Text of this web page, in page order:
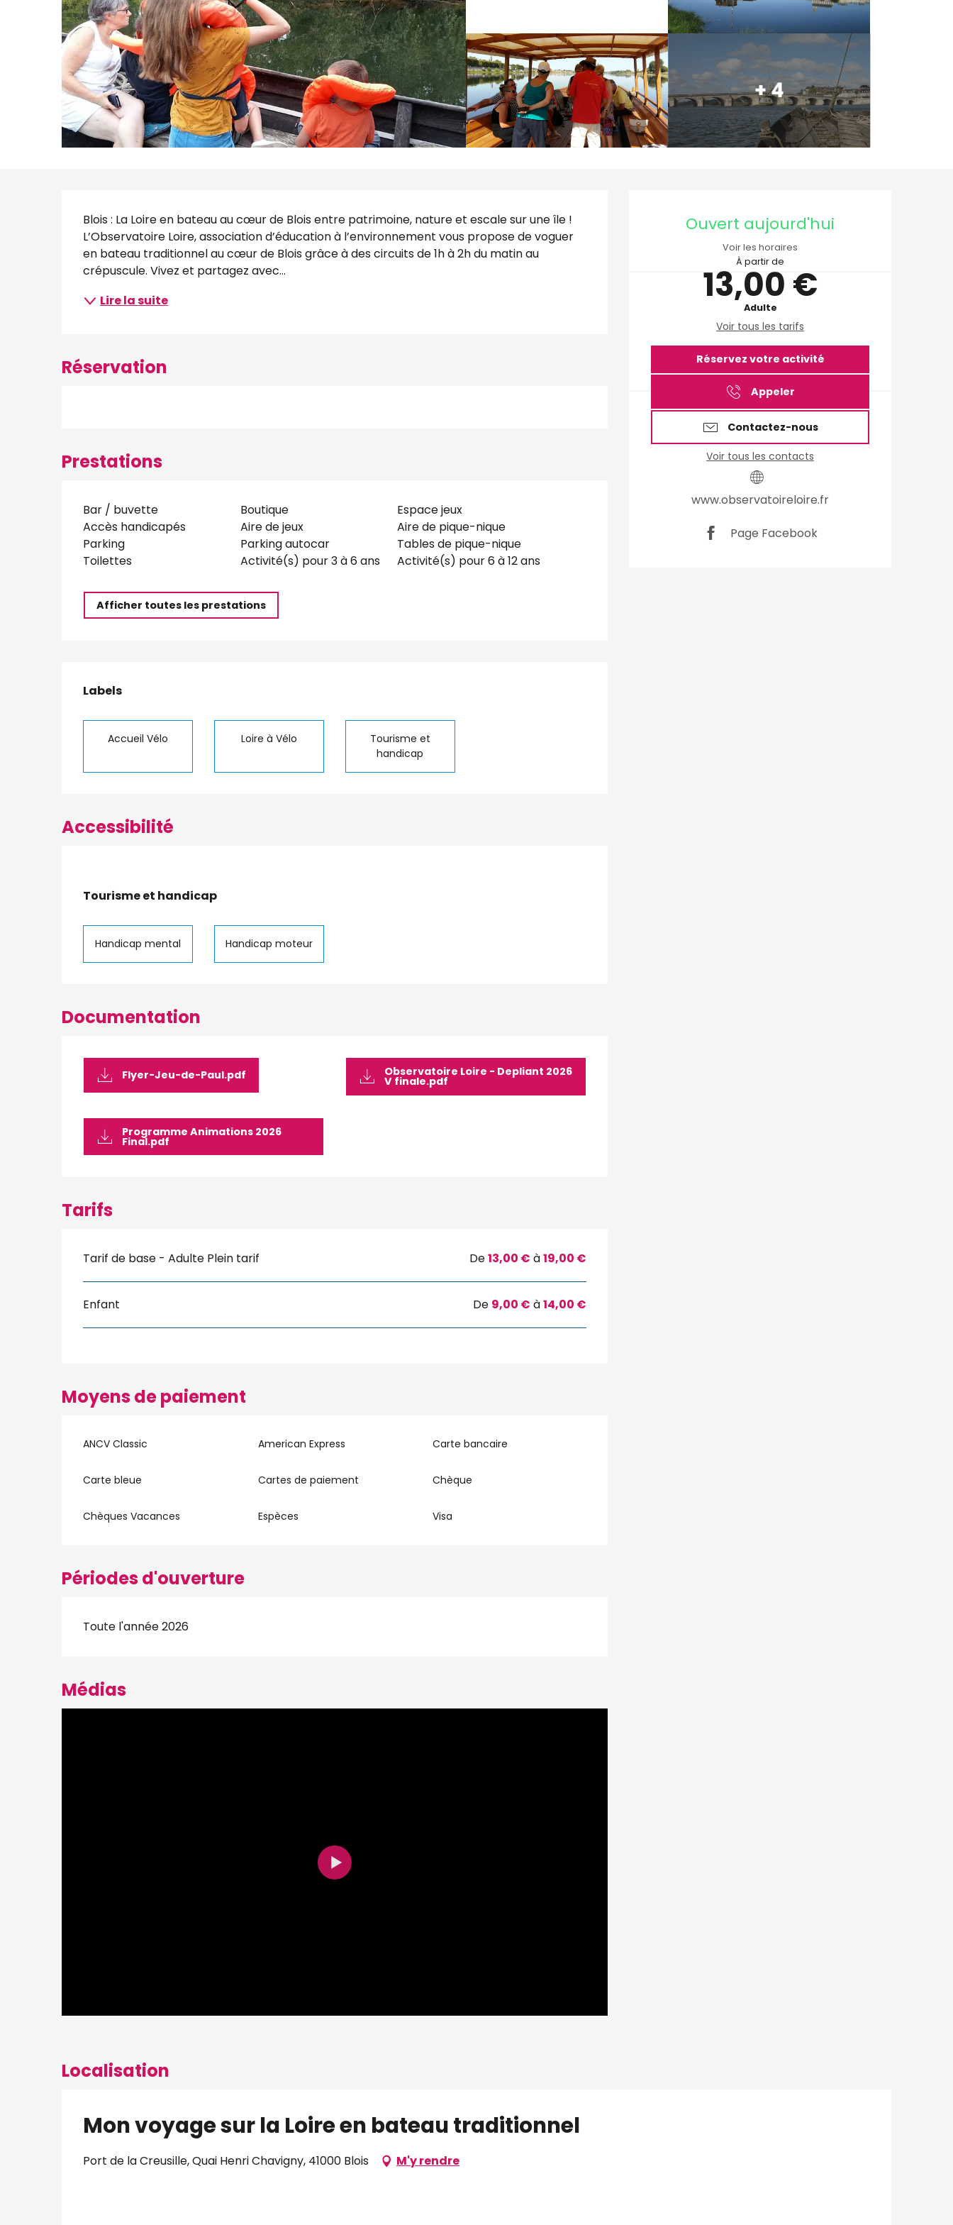
+ 4
Ouverture et
Ouvert aujourd'hui
Voir les horaires
À partir de
13,00 €
Adulte
Voir tous les tarifs
Réservez votre activité
Appeler
Contactez-nous
Voir tous les contacts
www.observatoireloire.fr
Page Facebook
Description
Blois : La Loire en bateau au cœur de Blois entre patrimoine, nature et escale sur une île !
L’Observatoire Loire, association d’éducation à l’environnement vous propose de voguer
en bateau traditionnel au cœur de Blois grâce à des circuits de 1h à 2h du matin au
crépuscule. Vivez et partagez avec...
Lire la suite
Réservation
Prestations
Bar / buvette Boutique
Espace jeux
Accès handicapés
Aire de jeux
Aire de pique-nique
Parking
Parking autocar
Tables de pique-nique
Toilettes
Activité(s) pour 3 à 6 ans Activité(s) pour 6 à 12 ans
Afficher toutes les prestations
Offres de prestations
Labels
Labels
Accueil Vélo Loire à Vélo
Tourisme et
handicap
Accessibilité
Tourisme et handicap
Tourisme et handicap
Handicap mental Handicap moteur
Documentation
Flyer-Jeu-de-Paul.pdf Observatoire Loire - Depliant 2026
V finale.pdf
Programme Animations 2026
Final.pdf
Tarifs
Tarif de base - Adulte Plein tarif De13,00 € à19,00 €
Enfant De 9,00 € à14,00 €
Moyens de paiement
ANCV Classic American Express Carte bancaire
Carte bleue Cartes de paiement Chèque
Chèques Vacances Espèces Visa
Périodes d'ouverture
Toute l'année 2026
Médias
Localisation
Mon voyage sur la Loire en bateau traditionnel
Port de la Creusille, Quai Henri Chavigny, 41000 Blois M'y rendre